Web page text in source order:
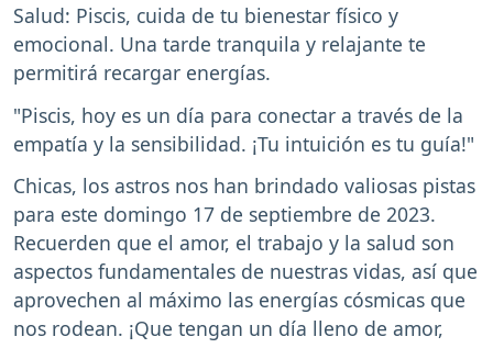
Salud: Piscis, cuida de tu bienestar físico y
emocional. Una tarde tranquila y relajante te
permitirá recargar energías.
"Piscis, hoy es un día para conectar a través de la
empatía y la sensibilidad. ¡Tu intuición es tu guía!"
Chicas, los astros nos han brindado valiosas pistas
para este domingo 17 de septiembre de 2023.
Recuerden que el amor, el trabajo y la salud son
aspectos fundamentales de nuestras vidas, así que
aprovechen al máximo las energías cósmicas que
nos rodean. ¡Que tengan un día lleno de amor,